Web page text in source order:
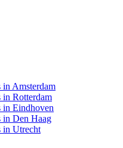
in Amsterdam
in Rotterdam
in Eindhoven
in Den Haag
in Utrecht